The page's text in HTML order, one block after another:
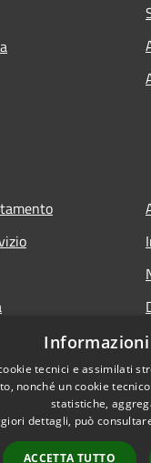
tecnici e assimilati
nonché un cookie
statistiche,
dettagli, può
ACCETTA TUTTO